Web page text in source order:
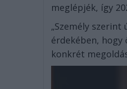
meglépjék, így
„Személy
érdekében, hogy
konkrét